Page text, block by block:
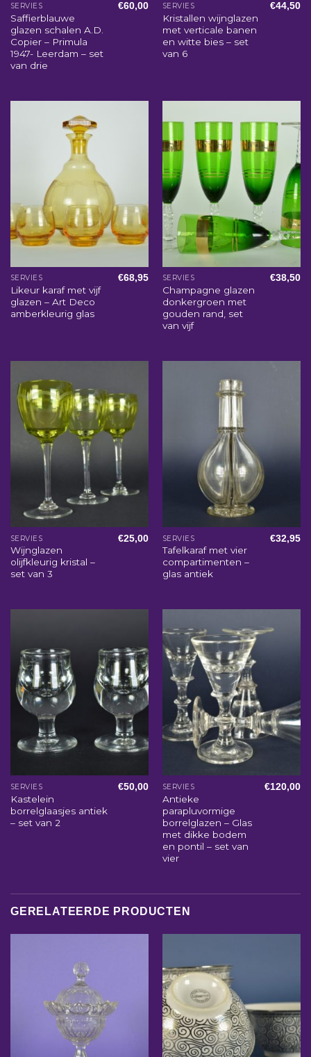
SERVIES
Saffierblauwe
glazen schalen A.D.
Copier – Primula
1947- Leerdam – set
van drie
€60,00 SERVIES
Kristallen wijnglazen
met verticale banen
en witte bies – set
van 6
€44,50
SERVIES
Likeur karaf met vijf
glazen – Art Deco
amberkleurig glas
€68,95 SERVIES
Champagne glazen
donkergroen met
gouden rand, set
van vijf
€38,50
SERVIES
Wijnglazen
olijfkleurig kristal –
set van 3
€25,00 SERVIES
Tafelkaraf met vier
compartimenten –
glas antiek
€32,95
SERVIES
Kastelein
borrelglaasjes antiek
– set van 2
€50,00 SERVIES
Antieke
parapluvormige
borrelglazen – Glas
met dikke bodem
en pontil – set van
vier
€120,00
GERELATEERDE PRODUCTEN